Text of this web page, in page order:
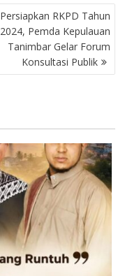
Persiapkan RKPD Tahun
2024, Pemda Kepulauan
Tanimbar Gelar Forum
Konsultasi Publik